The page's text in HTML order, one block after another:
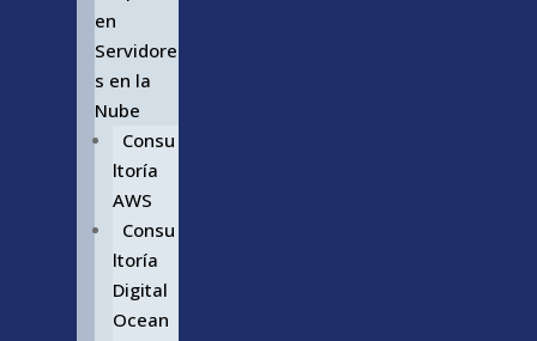
en
Servidore
s en la
Nube
Consu
ltoría
AWS
Consu
ltoría
Digital
Ocean